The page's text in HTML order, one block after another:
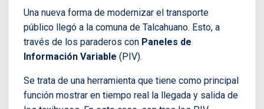
Una nueva forma de modernizar el transporte
público llegó a la comuna de Talcahuano. Esto, a
través de los paraderos con Paneles de
Información Variable (PIV).
Se trata de una herramienta que tiene como principal
función mostrar en tiempo real la llegada y salida de